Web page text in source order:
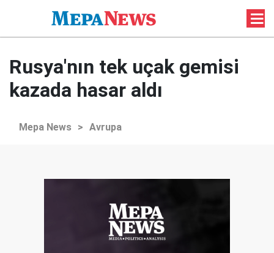
Rusya'nın tek uçak gemisi
kazada hasar aldı
Mepa News > Avrupa